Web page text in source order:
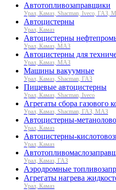
Автотопливозаправщики
Урал, Камаз, Shacman, Iveco, ГАЗ,
Автоцистерны
Урал, Камаз
Автоцистерны
Урал, Камаз, МАЗ
Автоцистерны для
Урал, Камаз, МАЗ
Машины вакуумные
Урал, Камаз, Shacman, ГАЗ
Пищевые автоцистерны
Урал, Камаз, Shacman, Iveco
Агрегаты сбора газового
Урал, Камаз, Shacman, ГАЗ, МАЗ
Автоцистерны-
Урал, Камаз
Автоцистерны-
Урал, Камаз
Урал, Камаз, ГАЗ
Аэродромные
Агрегаты нагрева
Урал, Камаз